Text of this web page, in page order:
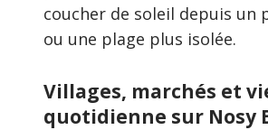
coucher de soleil depuis un
ou une plage plus isolée.
Villages, marchés et
quotidienne sur Nosy